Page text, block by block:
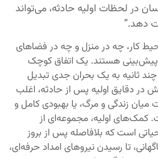
در لحظات اولیه حادثه، می‌تواند
دهد.”
کار، چه در منزل و چه در فضاهای
پیش‌بینی هستند. یک اتفاق کوچک
ثانیه به یک بحران جدی تبدیل
در دقایق اولیه پس از حادثه، اغلب
میان زندگی و مرگ، یا بهبودی کامل و
کمک‌های اولیه، مجموعه‌ای از
است که بلافاصله پس از بروز
تا رسیدن نیروهای امداد حرفه‌ای،